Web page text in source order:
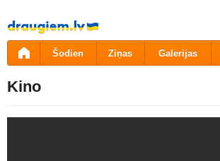
Pāriet
uz
saturu
Šodien Ziņas Galerijas
Kino